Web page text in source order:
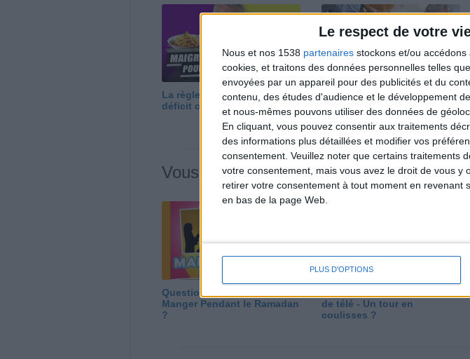
Le respect de votre
Nous et nos 1538 partenaires stockons et/ou
cookies, et traitons des données personnelles telles
envoyées par un appareil pour des publicités et du
contenu, des études d'audience et le développement
et nous-mêmes pouvons utiliser des données de
En cliquant, vous pouvez consentir aux traitements
des informations plus détaillées et modifier vos
consentement. Veuillez noter que certains traitements
votre consentement, mais vous avez le droit de vous y
retirer votre consentement à tout moment en revenant
en bas de la page Web.
PLUS D'OPTIONS
La règle N°1 pour maigrir : le
déficit calorique
Perdre 10 kg : ma méthode
est imparable
Vous m'avez demandé
Question/Réponse : Que
Manger Pendant le Ramadan
?
de télé - Un tour en
coulisses ?